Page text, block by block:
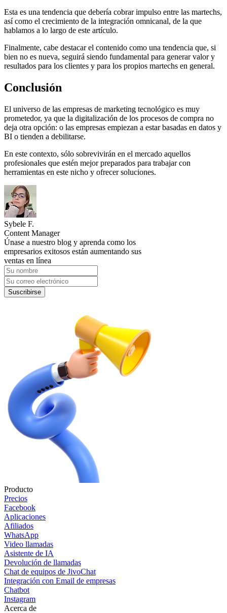
Esta es una tendencia que debería cobrar impulso entre las martechs,
así como el crecimiento de la integración omnicanal, de la que
hablamos a lo largo de este artículo.
Finalmente, cabe destacar el contenido como una tendencia que, si
bien no es nueva, seguirá siendo fundamental para generar valor y
resultados para los clientes y para los propios martechs en general.
Conclusión
El universo de las empresas de marketing tecnológico es muy
prometedor, ya que la digitalización de los procesos de compra no
deja otra opción: o las empresas empiezan a estar basadas en datos y
BI o tienden a debilitarse.
En este contexto, sólo sobrevivirán en el mercado aquellos
profesionales que estén mejor preparados para trabajar con
herramientas en este nicho y ofrecer soluciones.
Sybele F.
Content Manager
Únase a nuestro blog y aprenda como los
empresarios exitosos están aumentando sus
ventas en línea
Suscribirse
Producto
Precios
Facebook
Aplicaciones
Afiliados
WhatsApp
Video llamadas
Asistente de IA
Devolución de llamadas
Chat de equipos de JivoChat
Integración con Email de empresas
Chatbot
Instagram
Acerca de